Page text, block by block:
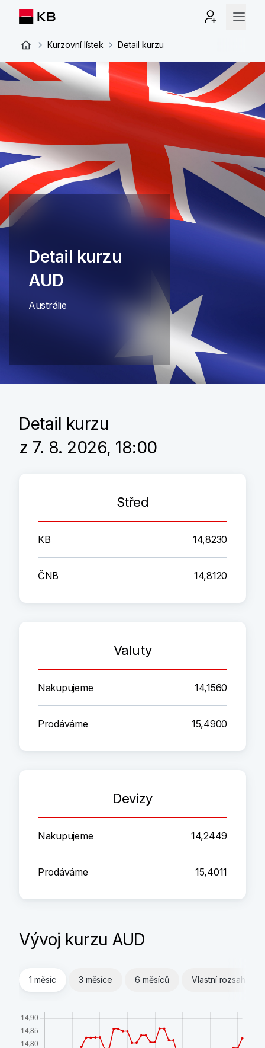
Kurzovní lístek Detail kurzu
Detail kurzu
AUD
Austrálie
Detail kurzu
z 7. 8. 2026, 18:00
Střed
KB 14,8230
ČNB 14,8120
Valuty
Nakupujeme 14,1560
Prodáváme 15,4900
Devizy
Nakupujeme 14,2449
Prodáváme 15,4011
Vývoj kurzu AUD
1 měsíc 3 měsíce 6 měsíců Vlastní rozsah